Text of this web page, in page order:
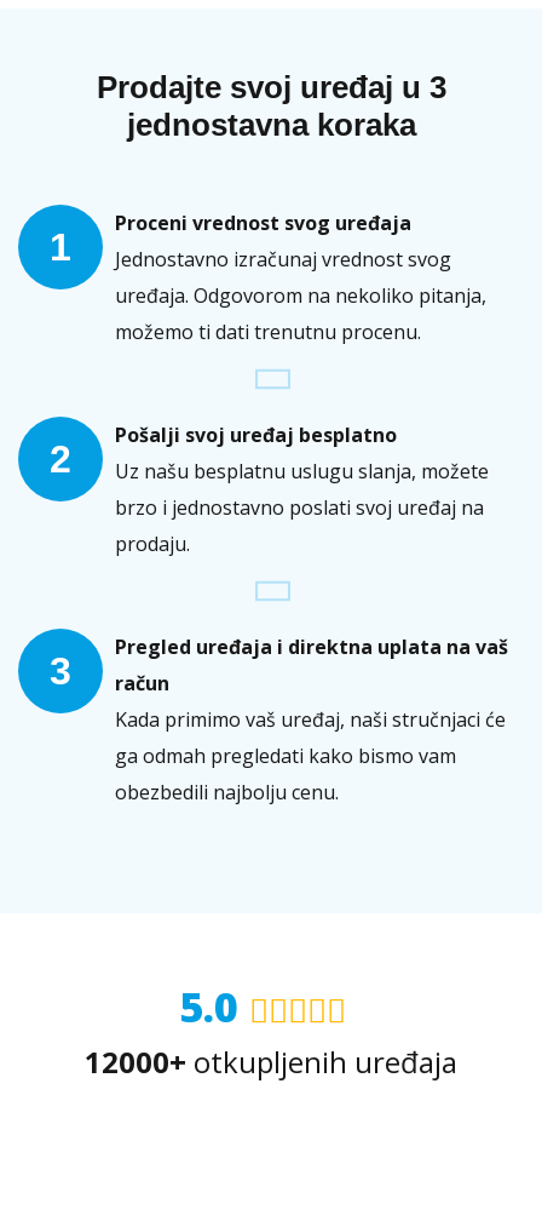
Prodajte svoj uređaj u 3
jednostavna koraka
1
Proceni vrednost svog uređaja
Jednostavno izračunaj vrednost svog
uređaja. Odgovorom na nekoliko pitanja,
možemo ti dati trenutnu procenu.
2
Pošalji svoj uređaj besplatno
Uz našu besplatnu uslugu slanja, možete
brzo i jednostavno poslati svoj uređaj na
prodaju.
3
Pregled uređaja i direktna uplata na vaš
račun
Kada primimo vaš uređaj, naši stručnjaci će
ga odmah pregledati kako bismo vam
obezbedili najbolju cenu.
5.0
12000+ otkupljenih uređaja